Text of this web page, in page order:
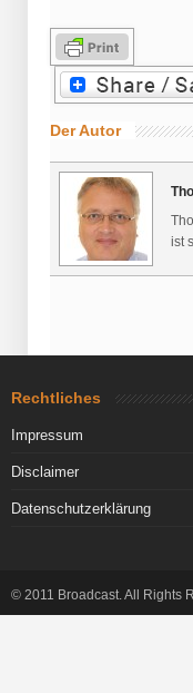
Der Autor
ist
Rechtliches
Impressum
Disclaimer
Datenschutzerklärung
© 2011 Broadcast. All Rights